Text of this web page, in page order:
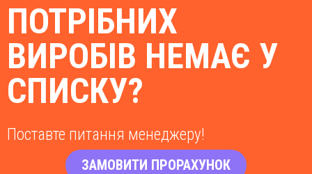
ПОТРІБНИХ
ВИРОБІВ НЕМАЄ У
СПИСКУ?
Поставте питання менеджеру!
ЗАМОВИТИ ПРОРАХУНОК